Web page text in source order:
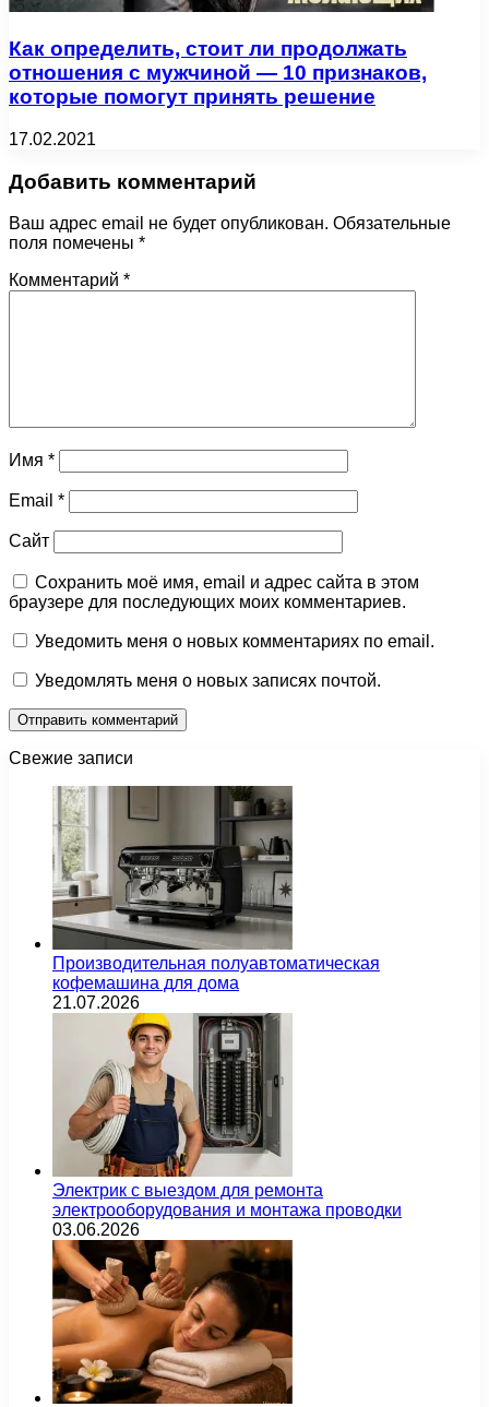
Как определить, стоит ли продолжать
отношения с мужчиной — 10 признаков,
которые помогут принять решение
17.02.2021
Добавить комментарий
Ваш адрес email не будет опубликован. Обязательные
поля помечены *
Комментарий *
Имя *
Email *
Сайт
Сохранить моё имя, email и адрес сайта в этом
браузере для последующих моих комментариев.
Уведомить меня о новых комментариях по email.
Уведомлять меня о новых записях почтой.
Свежие записи
Производительная полуавтоматическая
кофемашина для дома
21.07.2026
Электрик с выездом для ремонта
электрооборудования и монтажа проводки
03.06.2026